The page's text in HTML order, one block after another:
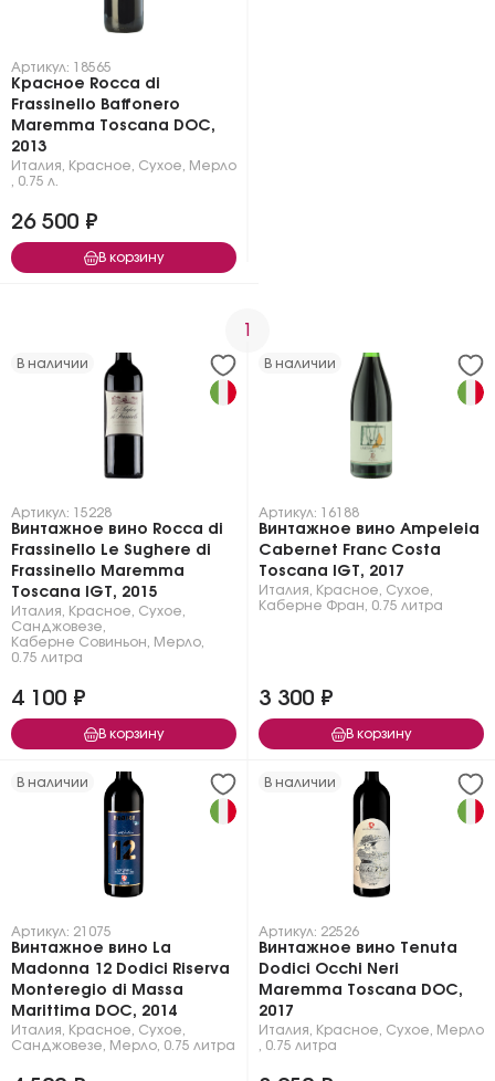
Артикул: 18565
Красное Rocca di
Frassinello Baffonero
Maremma Toscana DOC,
2013
Италия Красное Сухое
Мерло
0.75 л.
26 500 ₽
В корзину
1
В наличии
Артикул: 15228
Винтажное вино Rocca di
Frassinello Le Sughere di
Frassinello Maremma
Toscana IGT, 2015
Италия Красное Сухое
Санджовезе
Каберне Совиньон
Мерло
0.75 литра
4 100 ₽
В корзину
В наличии
Артикул: 16188
Винтажное вино Ampeleia
Cabernet Franc Costa
Toscana IGT, 2017
Италия Красное Сухое
Каберне Фран
0.75 литра
3 300 ₽
В корзину
В наличии
Артикул: 21075
Винтажное вино La
Madonna 12 Dodici Riserva
Monteregio di Massa
Marittima DOC, 2014
Италия Красное Сухое
Санджовезе
Мерло 0.75 литра
В наличии
Артикул: 22526
Винтажное вино Tenuta
Dodici Occhi Neri
Maremma Toscana DOC,
2017
Италия Красное Сухое
Мерло
0.75 литра